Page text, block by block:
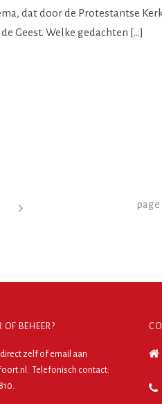
dat door de Protestantse
Geest. Welke gedachten […]
page
BEHEER?
direct zelfof email aan
Telefonisch contact: